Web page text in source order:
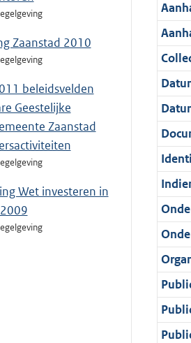
Zaanstad 2010
beleidsvelden
Geestelijke
Zaanstad
Wet investeren in
i
e
i
n
f
o
r
m
a
a
t
t
i
e
i
n
f
o
r
m
a
a
t
a
t
i
e
i
n
f
o
r
m
a
a
t
c
a
t
i
e
i
n
f
o
r
m
a
a
t